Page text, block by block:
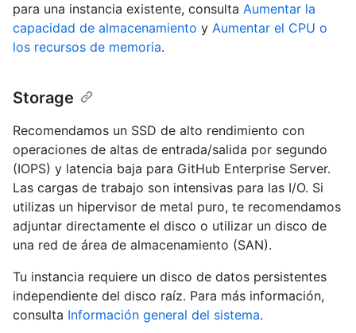
para una instancia existente, consulta Aumentar la
capacidad de almacenamiento y Aumentar el CPU o
los recursos de memoria.
Storage
Recomendamos un SSD de alto rendimiento con
operaciones de altas de entrada/salida por segundo
(IOPS) y latencia baja para GitHub Enterprise Server.
Las cargas de trabajo son intensivas para las I/O. Si
utilizas un hipervisor de metal puro, te recomendamos
adjuntar directamente el disco o utilizar un disco de
una red de área de almacenamiento (SAN).
Tu instancia requiere un disco de datos persistentes
independiente del disco raíz. Para más información,
consulta Información general del sistema.